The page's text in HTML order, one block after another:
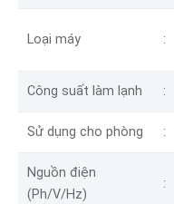
Loại máy
Công suất làm lạnh
Sử dụng cho phòng
Nguồn điện
(Ph/V/Hz)